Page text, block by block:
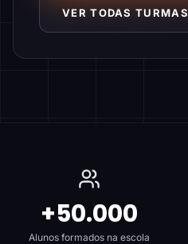
VER TODAS TURMAS
+50.000
Alunos formados na escola